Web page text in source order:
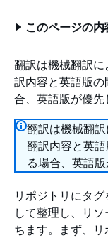
このページの内
翻訳は機械翻訳
訳内容と英語版
合、英語版が優先
翻訳は機械翻
翻訳内容と英
る場合、英語版
リポジトリにタ
して整理し、リ
ちます。まず、